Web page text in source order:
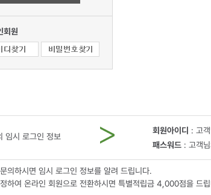
회원
임시 로그인 정보
회원아이디 : 고객
패스워드: 고객님
의하시면 임시 로그인 정보를 알려 드립니다.
하여 온라인 회원으로 전환하시면 특별적립금 4,000점을 드